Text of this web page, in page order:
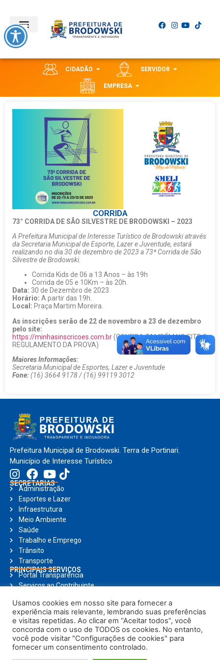
CIDADÃO SERVIDOR
EMPRESA
CORRIDA
73° CORRIDA DE SÃO SILVESTRE DE BRODOWSKI – 2023
A Prefeitura Municipal de Interesse Turístico de Brodowski através
da Secretaria Municipal de Esporte, Lazer e Juventude, estará
realizando no dia 30 de dezembro de 2023 a 73ª Corrida de São
Silvestre de Brodowski.
Corrida Kids de 06 a 13 Anos – às 19h
Corrida de 05 e 10Km – às 20h.
Data: 30 de Dezembro de 2023
Horário: A partir das 19h.
Local: Praça Martim Moreira.
As inscrições serão de 22 de novembro a 23 de dezembro
pelo site:
https://minhasinscricoes.com.br(CONFIRA TAMBÉM NO SITE O
REGULAMENTO DA PROVA)
Maiores Informações:
Secretaria Municipal de Esportes, Lazer e Juventude
Fone:(16) 3664 9178 / (16) 99119 3012
Prefeitura Municipal de Brodowski. Terra de Portinari.
Município de Interesse Turístico
SECRETARIAS
Administração
Esportes e Lazer
Infraestrutura
Meio Ambiente
Saúde
Trabalho e Emprego
Trânsito
Transporte
PRINCIPAIS SERVIÇOS
Portal Transparência
Serviços ao Contribuinte
Ouvidoria
Holerite Online
Compras Online
Notícias
Usamos cookies em nosso site para fornecer a
experiência mais relevante, lembrando suas preferências
e visitas repetidas. Ao clicar em “Aceitar todos”, você
concorda com o uso de TODOS os cookies. No entanto,
você pode visitar "Configurações de cookies" para
fornecer um consentimento controlado.